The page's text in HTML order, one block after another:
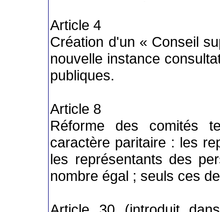
Article 4
Création d'un « Conseil
nouvelle instance
publiques.
Article 8
Réforme des comités
caractère paritaire : les
les représentants des
nombre égal ; seuls ces